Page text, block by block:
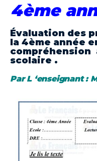
4ème
Évaluation des
la 4ème année
compréhension
scolaire .
Par L ‘enseignant: